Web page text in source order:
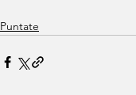
Puntate